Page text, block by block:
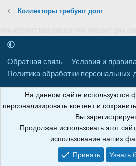
Коллекторы требуют долг
Обратная связь
Условия и
Политика обработки персональных
Свидетельство о регистрации
06.08.2018 г. Сайт не является СМИ.
АНОИНФО; ОГРН: 1247700801700; ИНН/
9709119500/320001001; Юридический
область, г. Брянск, ул. Мира, д. 96, ком.
На данном сайте используются
персонализировать контент и
Вы
Продолжая использовать этот
использование наших
Принять
Узнать